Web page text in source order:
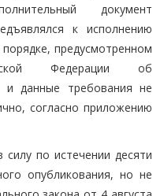
документ
к исполнению
предусмотренном
Федерации об
и данные требования не
согласно приложению
по истечении десяти
опубликования, но не